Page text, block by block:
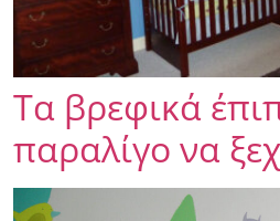
Τα βρεφικά
παραλίγο να